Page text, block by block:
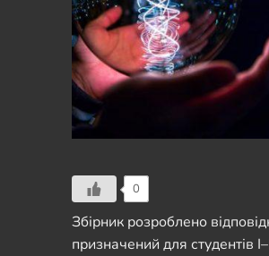
0
Збірник розроблено
призначений для студентів